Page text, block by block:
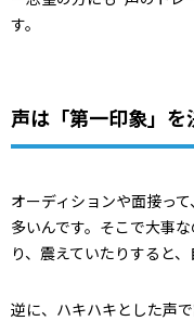
す。
声は「第一印象」を
オーディションや面接っ
多いんです。そこで大事
り、震えていたりすると
逆に、ハキハキとした声